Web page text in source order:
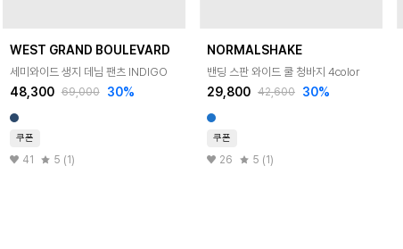
WEST GRAND BOULEVARD
세미와이드 생지 데님 팬츠 INDIGO
48,300 69,000 30%
쿠폰
41 5 (1)
NORMALSHAKE
밴딩 스판 와이드 쿨 청바지 4color
29,800 42,600 30%
쿠폰
26 5 (1)